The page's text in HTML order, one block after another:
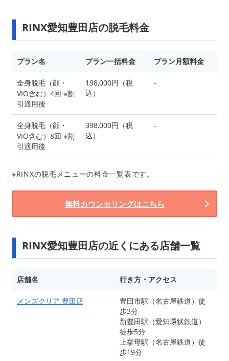
RINX愛知豊田店の脱毛料金
プラン名 プラン一括料金 プラン月額料金
全身脱毛（顔・
VIO含む）4回 ※割
引適用後
198,000円（税
込）
-
全身脱毛（顔・
VIO含む）8回 ※割
引適用後
398,000円（税
込）
-
※RINXの脱毛メニューの料金一覧表です。
無料カウンセリングはこちら
RINX愛知豊田店の近くにある店舗一覧
店舗名 行き方・アクセス
メンズクリア 豊田店
豊田市駅（名古屋鉄道）徒
歩3分
新豊田駅（愛知環状鉄道）
徒歩5分
上挙母駅（名古屋鉄道）徒
歩19分